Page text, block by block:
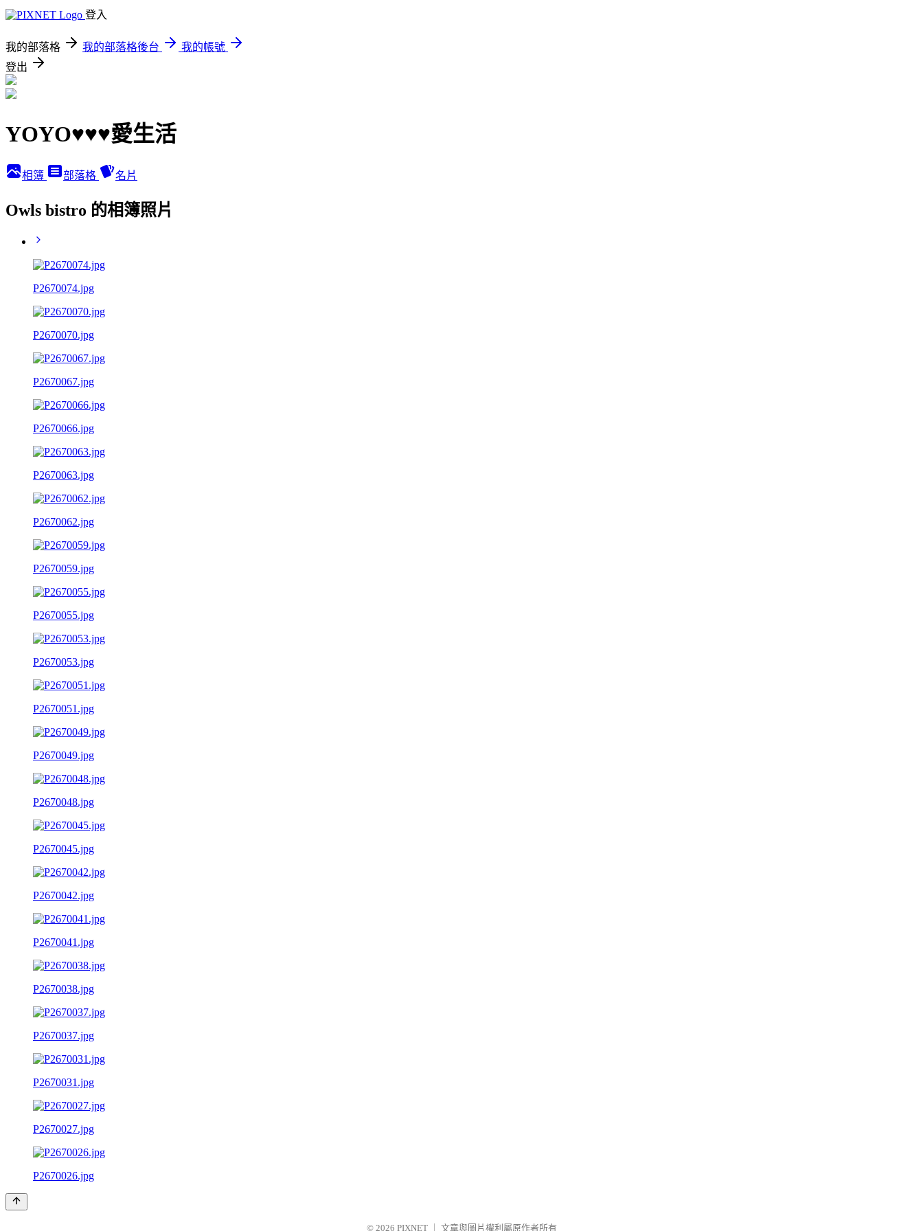
登入
我的部落格 我的部落格後台
我的帳號
登出
YOYO♥♥♥愛生活
相簿 部落格 名片
Owls bistro 的相簿照片
P2670074.jpg
P2670070.jpg
P2670067.jpg
P2670066.jpg
P2670063.jpg
P2670062.jpg
P2670059.jpg
P2670055.jpg
P2670053.jpg
P2670051.jpg
P2670049.jpg
P2670048.jpg
P2670045.jpg
P2670042.jpg
P2670041.jpg
P2670038.jpg
P2670037.jpg
P2670031.jpg
P2670027.jpg
P2670026.jpg
© 2026 PIXNET 文章與圖片權利屬原作者所有